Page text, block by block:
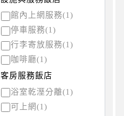
館內上網服務(1)
停車服務(1)
行李寄放服務(1)
咖啡廳(1)
客房服務飯店
浴室乾溼分離(1)
可上網(1)